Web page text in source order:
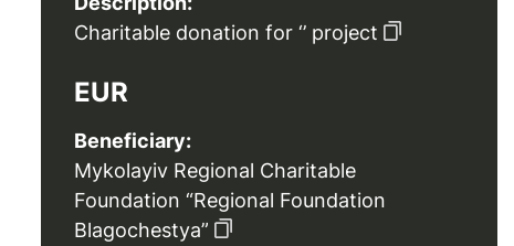
Charitable donation for ‘’ project
EUR
Beneficiary:
Mykolayiv Regional Charitable
Foundation “Regional Foundation
Blagochestya”